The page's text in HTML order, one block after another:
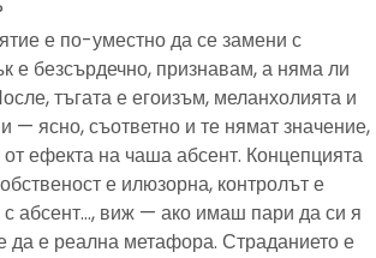
е по-уместно да се замени с
е безсърдечно, признавам, а няма ли
тъгата е егоизъм, меланхолията и
— ясно, съответно и те нямат значение,
ефекта на чаша абсент. Концепцията
е илюзорна, контролът е
абсент…, виж — ако имаш пари да си я
да е реална метафора. Страданието е